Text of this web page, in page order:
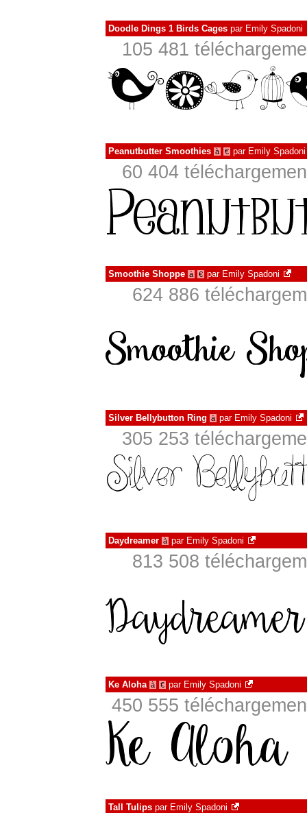
Doodle Dings 1 Birds Cages par Emily Spadoni
105 481
Peanutbutter Smoothies à € par Emily Spadoni
60 404
Smoothie Shoppe à € par Emily Spadoni
624 886
Silver Bellybutton Ring à par Emily Spadoni
305 253
Daydreamer à par Emily Spadoni
813 508
Ke Aloha à € par Emily Spadoni
450 555
Tall Tulips par Emily Spadoni